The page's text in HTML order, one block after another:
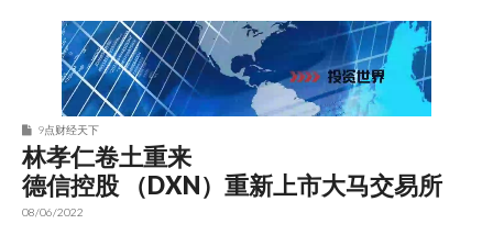
9点股票
9点财经天下
林孝仁卷土重来
德信控股 （DXN）重新上市大马交易所
08/06/2022